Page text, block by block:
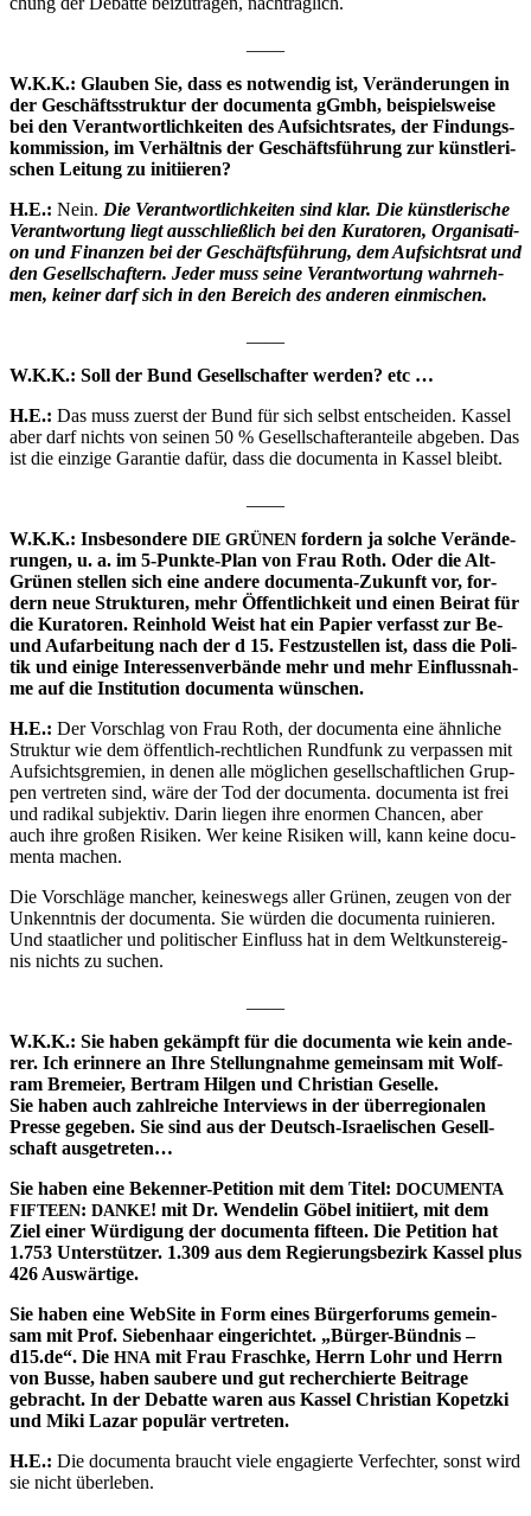
W.K.K.: Glau­ben Sie, dass es not­wen­dig ist, Ver­än­de­run­gen in
der Geschäfts­struk­tur der docu­men­ta gGmbh, bei­spiels­wei­se
bei den Ver­ant­wort­lich­kei­ten des Auf­sichts­ra­tes, der Fin­dungs­
kom­mis­si­on, im Ver­hält­nis der Geschäfts­füh­rung zur künst­le­ri­
schen Lei­tung zu initiieren?
H.E.: Nein. Die Ver­ant­wort­lich­kei­ten sind klar. Die künst­le­ri­sche
Ver­ant­wor­tung liegt aus­schließ­lich bei den Kura­to­ren, Orga­ni­sa­ti­
on und Finan­zen bei der Geschäfts­füh­rung, dem Auf­sichts­rat und
den Gesell­schaf­tern. Jeder muss sei­ne Ver­ant­wor­tung wahr­neh­
men, kei­ner darf sich in den Bereich des ande­ren einmischen.
W.K.K.: Soll der Bund Gesell­schaf­ter wer­den? etc …
H.E.: Das muss zuerst der Bund für sich selbst ent­schei­den. Kas­sel
aber darf nichts von sei­nen 50 % Gesell­schaf­ter­an­tei­le abge­ben. Das
ist die ein­zi­ge Garan­tie dafür, dass die docu­men­ta in Kas­sel bleibt.
W.K.K.: Ins­be­son­de­re DIE GRÜNEN for­dern ja sol­che Ver­än­de­
run­gen, u. a. im 5‑Punk­te-Plan von Frau Roth. Oder die Alt-
Grü­nen stel­len sich eine ande­re docu­men­ta-Zukunft vor, for­
dern neue Struk­tu­ren, mehr Öffent­lich­keit und einen Bei­rat für
die Kura­to­ren. Rein­hold Weist hat ein Papier ver­fasst zur Be-
und Auf­ar­bei­tung nach der d 15. Fest­zu­stel­len ist, dass die Poli­
tik und eini­ge Inter­es­sen­ver­bän­de mehr und mehr Ein­fluss­nah­
me auf die Insti­tu­ti­on docu­men­ta wünschen.
H.E.: Der Vor­schlag von Frau Roth, der docu­men­ta eine ähn­li­che
Struk­tur wie dem öffent­lich-recht­li­chen Rund­funk zu ver­pas­sen mit
Auf­sichts­gre­mi­en, in denen alle mög­li­chen gesell­schaft­li­chen Grup­
pen ver­tre­ten sind, wäre der Tod der docu­men­ta. docu­men­ta ist frei
und radi­kal sub­jek­tiv. Dar­in lie­gen ihre enor­men Chan­cen, aber
auch ihre gro­ßen Risi­ken. Wer kei­ne Risi­ken will, kann kei­ne docu­
men­ta machen.
Die Vor­schlä­ge man­cher, kei­nes­wegs aller Grü­nen, zeu­gen von der
Unkennt­nis der docu­men­ta. Sie wür­den die docu­men­ta rui­nie­ren.
Und staat­li­cher und poli­ti­scher Ein­fluss hat in dem Welt­kunst­er­eig­
nis nichts zu suchen.
W.K.K.: Sie haben gekämpft für die docu­men­ta wie kein ande­
rer. Ich erin­ne­re an Ihre Stel­lung­nah­me gemein­sam mit Wolf­
ram Brem­ei­er, Bert­ram Hil­gen und Chris­ti­an Gesel­le.
Sie haben auch zahl­rei­che Inter­views in der über­re­gio­na­len
Pres­se gege­ben. Sie sind aus der Deutsch-Israe­li­schen Gesell­
schaft ausgetreten…
Sie haben eine Beken­ner-Peti­ti­on mit dem Titel: DOCUMENTA
FIFTEEN: DANKE! mit Dr. Wen­de­lin Göbel initi­iert, mit dem
Ziel einer Wür­di­gung der docu­men­ta fif­teen. Die Peti­ti­on hat
1.753 Unter­stüt­zer. 1.309 aus dem Regie­rungs­be­zirk Kas­sel plus
426 Auswärtige.
Sie haben eine Web­Site in Form eines Bür­ger­fo­rums gemein­
sam mit Prof. Sie­ben­haar ein­ge­rich­tet. „Bür­ger-Bünd­nis –
d15.de“. Die HNA mit Frau Frasch­ke, Herrn Lohr und Herrn
von Bus­se, haben sau­be­re und gut recher­chier­te Bei­tra­ge
gebracht. In der Debat­te waren aus Kas­sel Chris­ti­an Kopetz­ki
und Miki Lazar popu­lär vertreten.
H.E.: Die docu­men­ta braucht vie­le enga­gier­te Ver­fech­ter, sonst wird
sie nicht überleben.